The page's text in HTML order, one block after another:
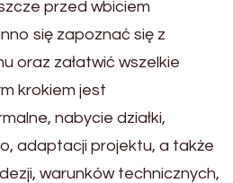
przed wbiciem
się zapoznać się z
oraz załatwić wszelkie
krokiem jest
nabycie działki,
adaptacji projektu, a także
warunków technicznych,